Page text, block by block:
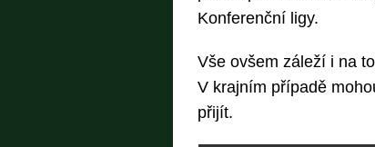
Konferenční ligy.
Vše ovšem záleží i na
V krajním případě
přijít.